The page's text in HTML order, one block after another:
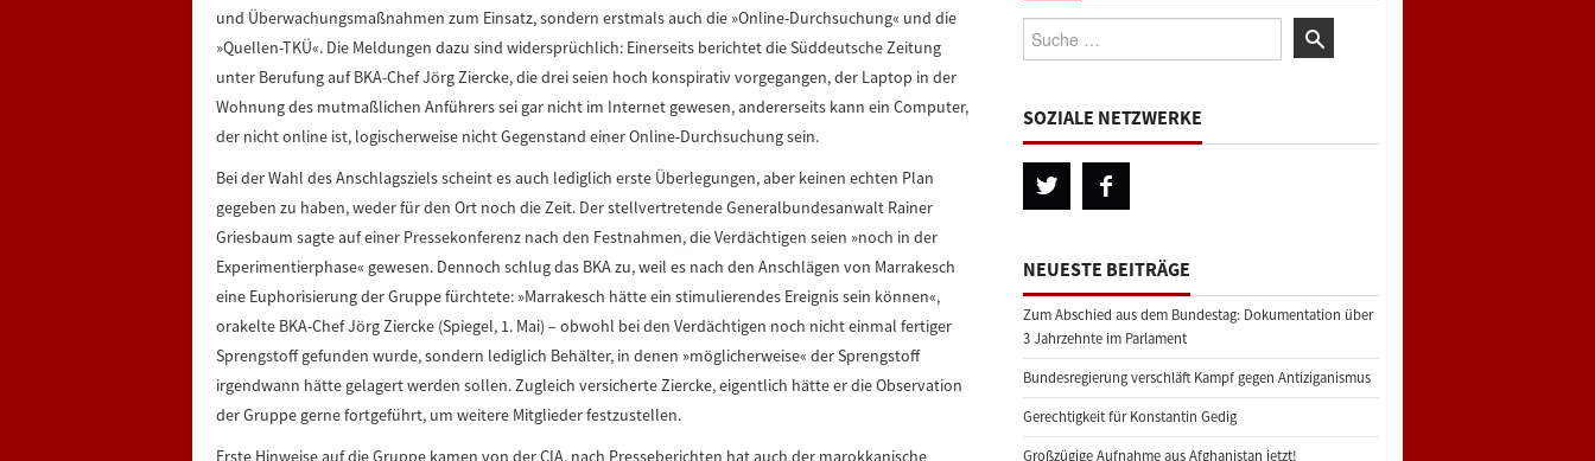
und Überwachungsmaßnahmen zum Einsatz, sondern erstmals auch die »Online-Durchsuchung« und die
»Quellen-TKÜ«. Die Meldungen dazu sind widersprüchlich: Einerseits berichtet die Süddeutsche Zeitung
unter Berufung auf BKA-Chef Jörg Ziercke, die drei seien hoch konspirativ vorgegangen, der Laptop in der
Wohnung des mutmaßlichen Anführers sei gar nicht im Internet gewesen, andererseits kann ein Computer,
der nicht online ist, logischerweise nicht Gegenstand einer Online-Durchsuchung sein.
Bei der Wahl des Anschlagsziels scheint es auch lediglich erste Überlegungen, aber keinen echten Plan
gegeben zu haben, weder für den Ort noch die Zeit. Der stellvertretende Generalbundesanwalt Rainer
Griesbaum sagte auf einer Pressekonferenz nach den Festnahmen, die Verdächtigen seien »noch in der
Experimentierphase« gewesen. Dennoch schlug das BKA zu, weil es nach den Anschlägen von Marrakesch
eine Euphorisierung der Gruppe fürchtete: »Marrakesch hätte ein stimulierendes Ereignis sein können«,
orakelte BKA-Chef Jörg Ziercke (Spiegel, 1. Mai) – obwohl bei den Verdächtigen noch nicht einmal fertiger
Sprengstoff gefunden wurde, sondern lediglich Behälter, in denen »möglicherweise« der Sprengstoff
irgendwann hätte gelagert werden sollen. Zugleich versicherte Ziercke, eigentlich hätte er die Observation
der Gruppe gerne fortgeführt, um weitere Mitglieder festzustellen.
Erste Hinweise auf die Gruppe kamen von der CIA, nach Presseberichten hat auch der marokkanische
Suche:
SOZIALE NETZWERKE
NEUESTE BEITRÄGE
Zum Abschied aus dem Bundestag: Dokumentation über
3 Jahrzehnte im Parlament
Bundesregierung verschläft Kampf gegen Antiziganismus
Gerechtigkeit für Konstantin Gedig
Großzügige Aufnahme aus Afghanistan jetzt!